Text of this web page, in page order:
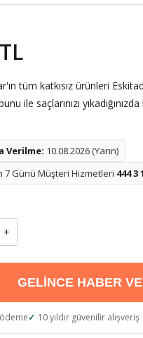
tüm katkısız ürünleri
ile saçlarınızı
Verilme: 10.08.2026 (Yarın)
7 Günü Müşteri Hizmetleri 444 3
+
GELİNCE HABER
10 yıldır güvenilir alışveriş